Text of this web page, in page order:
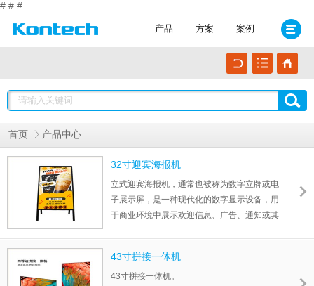
# # #
产品 方案 案例
首页 产品中心
32寸迎宾海报机
立式迎宾海报机，通常也被称为数字立牌或电
子展示屏，是一种现代化的数字显示设备，用
于商业环境中展示欢迎信息、广告、通知或其
所非常常见。...
43寸拼接一体机
43寸拼接一体机。